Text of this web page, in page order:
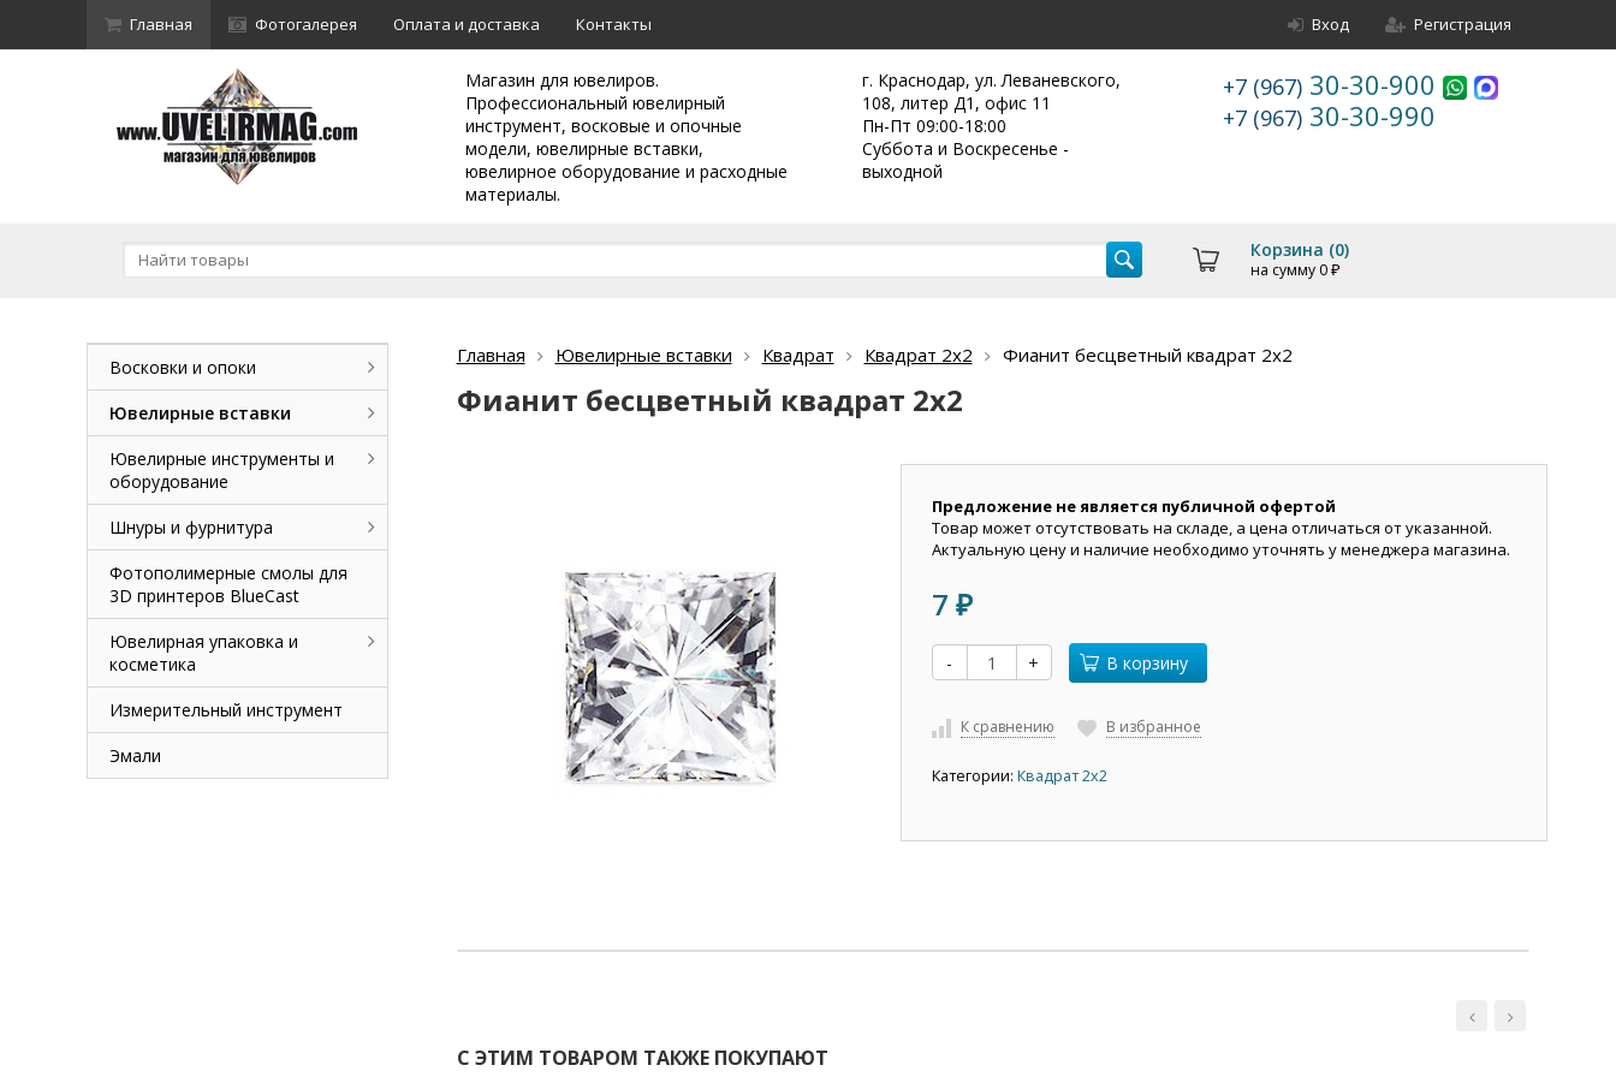
Главная Фотогалерея Оплата и доставка Контакты Вход Регистрация
Магазин для ювелиров.
Профессиональный ювелирный
инструмент, восковые и опочные
модели, ювелирные вставки,
ювелирное оборудование и расходные
материалы.
г. Краснодар, ул. Леваневского,
108, литер Д1, офис 11
Пн-Пт 09:00-18:00
Суббота и Воскресенье -
выходной
+7 (967) 30-30-900
+7 (967) 30-30-990
Корзина (0)
на сумму 0 ₽
Главная Ювелирные вставки Квадрат Квадрат 2х2 Фианит бесцветный квадрат 2х2
Фианит бесцветный квадрат 2х2
Предложение не является публичной офертой
Товар может отсутствовать на складе, а цена отличаться от указанной.
Актуальную цену и наличие необходимо уточнять у менеджера магазина.
7 ₽
- + В корзину
К сравнению В избранное
Категории: Квадрат 2х2
С ЭТИМ ТОВАРОМ ТАКЖЕ ПОКУПАЮТ
Восковки и опоки
Ювелирные вставки
Ювелирные инструменты и
оборудование
Шнуры и фурнитура
Фотополимерные смолы для
3D принтеров BlueCast
Ювелирная упаковка и
косметика
Измерительный инструмент
Эмали